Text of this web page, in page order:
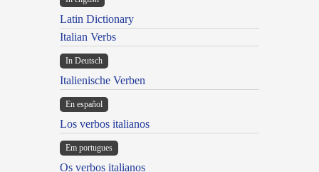
Latin Dictionary
Italian Verbs
In Deutsch
Italienische Verben
En español
Los verbos italianos
Em portugues
Os verbos italianos